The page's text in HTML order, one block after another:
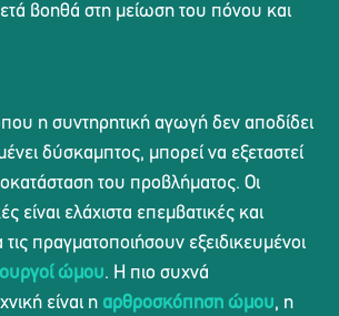
βοηθά στη μείωση του πόνου και
η συντηρητική αγωγή δεν αποδίδει
δύσκαμπτος, μπορεί να εξεταστεί
του προβλήματος. Οι
είναι ελάχιστα επεμβατικές και
πραγματοποιήσουν εξειδικευμένοι
ώμου. Η πιο συχνά
είναι η αρθροσκόπηση ώμου, η